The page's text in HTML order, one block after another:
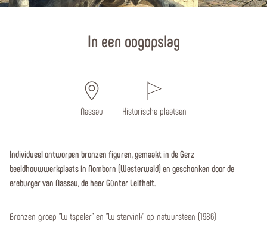
In een oogopslag
Nassau Historische plaatsen
Individueel ontworpen bronzen figuren, gemaakt in de Gerz
beeldhouwwerkplaats in Nomborn (Westerwald) en geschonken door de
ereburger van Nassau, de heer Günter Leifheit.
Bronzen groep "Luitspeler" en "Luistervink" op natuursteen (1986)